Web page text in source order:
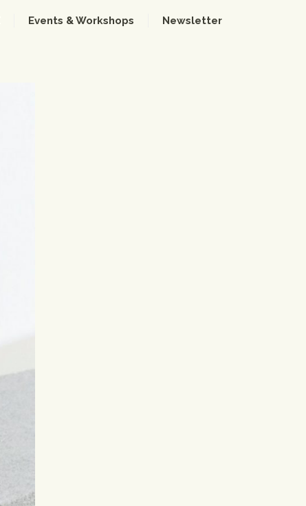
Events & Workshops Newsletter